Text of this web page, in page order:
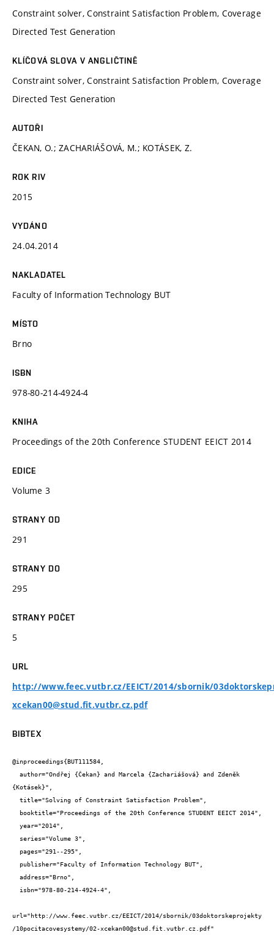
Constraint solver, Constraint Satisfaction Problem, Coverage
Directed Test Generation
KLÍČOVÁ SLOVA V ANGLIČTINĚ
Constraint solver, Constraint Satisfaction Problem, Coverage
Directed Test Generation
AUTOŘI
ČEKAN, O.; ZACHARIÁŠOVÁ, M.; KOTÁSEK, Z.
ROK RIV
2015
VYDÁNO
24.04.2014
NAKLADATEL
Faculty of Information Technology BUT
MÍSTO
Brno
ISBN
978-80-214-4924-4
KNIHA
Proceedings of the 20th Conference STUDENT EEICT 2014
EDICE
Volume 3
STRANY OD
291
STRANY DO
295
STRANY POČET
5
URL
http://www.feec.vutbr.cz/EEICT/2014/sbornik/
xcekan00@stud.fit.vutbr.cz.pdf
BIBTEX
@inproceedings{BUT111584,
{Kotásek}",
url="http://www.feec.vutbr.cz/EEICT/2014/sbornik/03doktorskeprojekty
/10pocitacovesystemy/02-xcekan00@stud.fit.vutbr.cz.pdf"